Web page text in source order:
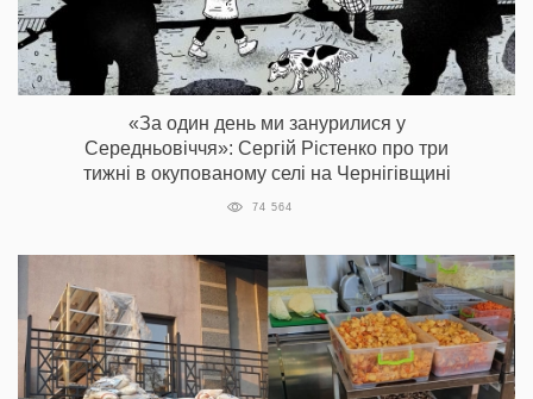
«За один день ми занурилися у
Середньовіччя»: Сергій Рістенко про три
тижні в окупованому селі на Чернігівщині
74 564